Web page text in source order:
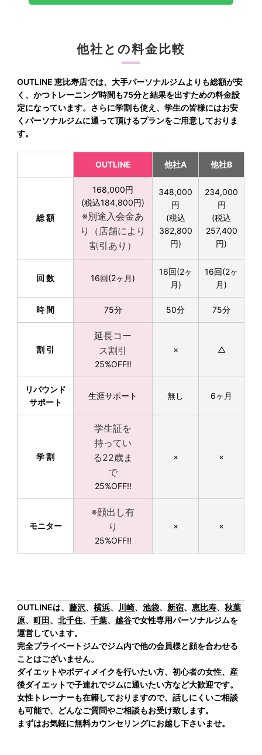
他社との料金比較
OUTLINE 恵比寿店では、大手パーソナルジムよりも総額が安
く、かつトレーニング時間も75分と結果を出すための料金設
定になっています。さらに学割も使え、学生の皆様にはお安
くパーソナルジムに通って頂けるプランをご用意しておりま
す。
OUTLINE 他社A 他社B
総 額
168,000円
(税込184,800円)
※別途入会金あ
り（店舗により
割引あり）
348,000
円
(税込
382,800
円)
234,000
円
(税込
257,400
円)
回 数 16回(2ヶ月)
16回(2ヶ
月)
16回(2ヶ
月)
時 間 75分 50分 75分
割 引
延長コー
ス割引
25%OFF!!
× △
リバウンド
サポート
生涯サポート 無し 6ヶ月
学 割
学生証を
持ってい
る22歳ま
で
25%OFF!!
× ×
モニター
※顔出し有
り
25%OFF!!
× ×
OUTLINEは、藤沢、横浜、 川崎、池袋、 新宿、恵比寿、秋葉
原、町田、北千住、千葉、 越谷で女性専用パーソナルジムを
運営しています。
完全プライベートジムでジム内で他の会員様と顔を合わせる
ことはございません。
ダイエットやボディメイクを行いたい方、初心者の女性、産
後ダイエットで子連れでジムに通いたい方など大歓迎です。
女性トレーナーも在籍しておりますので、話しにくいご相談
も可能で、どんなご質問やご相談もお受け致します。
まずはお気軽に無料カウンセリングにお越し下さいませ。